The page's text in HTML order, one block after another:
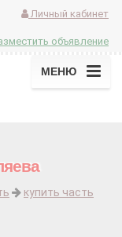
Личный кабинет
объявление
МЕНЮ
купить часть